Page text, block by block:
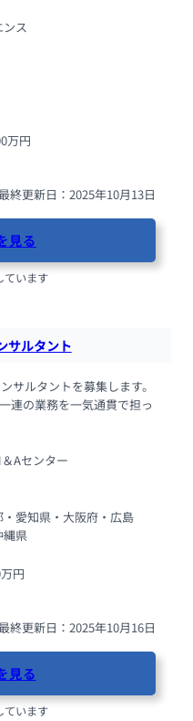
ス
万円
終更新日：2025年10月13日
見る
ています
サルタント
サルタントを募集します。
連の業務を一気通貫で担っ
Aセンター
愛知県・大阪府・広島
縄県
円
終更新日：2025年10月16日
見る
ています